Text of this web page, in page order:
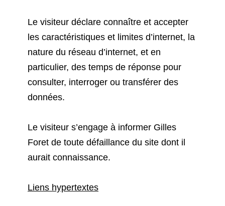
Le visiteur déclare connaître et accepter
les caractéristiques et limites d’internet, la
nature du réseau d’internet, et en
particulier, des temps de réponse pour
consulter, interroger ou transférer des
données.
Le visiteur s’engage à informer Gilles
Foret de toute défaillance du site dont il
aurait connaissance.
Liens hypertextes